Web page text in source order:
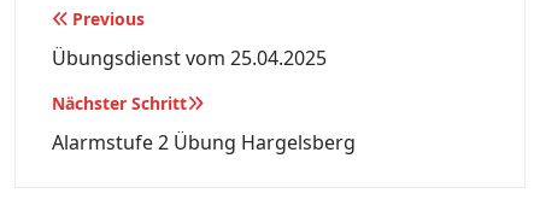
Beitragsnavigation
Previous
Übungsdienst vom 25.04.2025
Nächster Schritt
Alarmstufe 2 Übung Hargelsberg